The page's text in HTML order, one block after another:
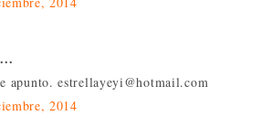
apunto. estrellayeyi@hotmail.com
2014